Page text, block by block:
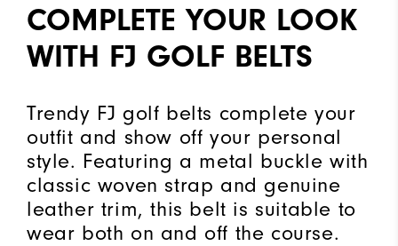
COMPLETE YOUR LOOK
WITH FJ GOLF BELTS
Trendy FJ golf belts complete your
outfit and show off your personal
style. Featuring a metal buckle with
classic woven strap and genuine
leather trim, this belt is suitable to
wear both on and off the course.